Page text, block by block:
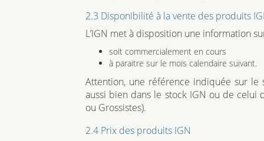
2.3 Disponibilité à la vente des produits
L’IGN met à disposition une information
soit commercialement en cours
à paraitre sur le mois calendaire suivant.
Attention, une référence indiquée sur le
aussi bien dans le stock IGN ou de celui
ou Grossistes).
2.4 Prix des produits IGN